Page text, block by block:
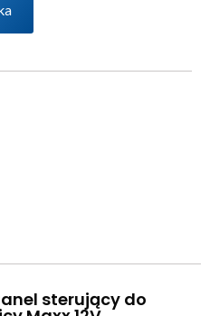
sterujący do